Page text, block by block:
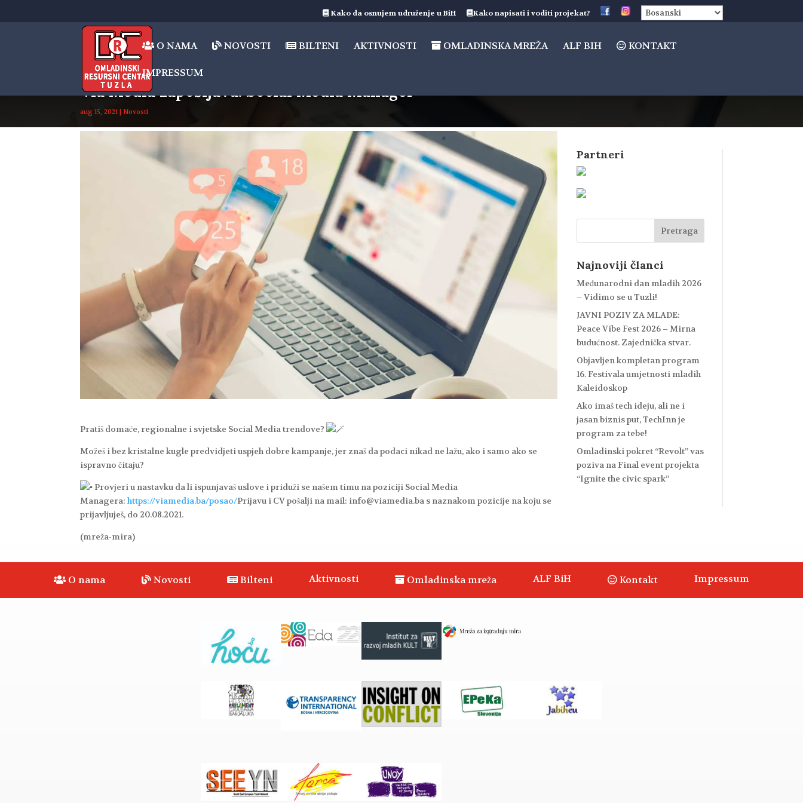
Kako da osnujem udruženje u BiH Kako napisati i voditi projekat?
O NAMA NOVOSTI BILTENI AKTIVNOSTI OMLADINSKA MREŽA ALF BIH KONTAKT
IMPRESSUM
Via Media zapošljava: Social Media Manager
aug 15, 2021 |Novosti
Pratiš domaće, regionalne i svjetske Social Media trendove?
Možeš i bez kristalne kugle predvidjeti uspjeh dobre kampanje, jer znaš da podaci nikad ne lažu, ako i samo ako se
ispravno čitaju?
Provjeri u nastavku da li ispunjavaš uslove i priduži se našem timu na poziciji Social Media
Managera:https://viamedia.ba/posao/Prijavu i CV pošalji na mail: info@viamedia.ba s naznakom pozicije na koju se
prijavljuješ, do 20.08.2021.
(mreža-mira)
Partneri
Najnoviji članci
Međunarodni dan mladih 2026
– Vidimo se u Tuzli!
JAVNI POZIV ZA MLADE:
Peace Vibe Fest 2026 – Mirna
budućnost. Zajednička stvar.
Objavljen kompletan program
16. Festivala umjetnosti mladih
Kaleidoskop
Ako imaš tech ideju, ali ne i
jasan biznis put, TechInn je
program za tebe!
Omladinski pokret “Revolt” vas
poziva na Final event projekta
“Ignite the civic spark”
O nama Novosti Bilteni Aktivnosti Omladinska mreža ALF BiH Kontakt Impressum